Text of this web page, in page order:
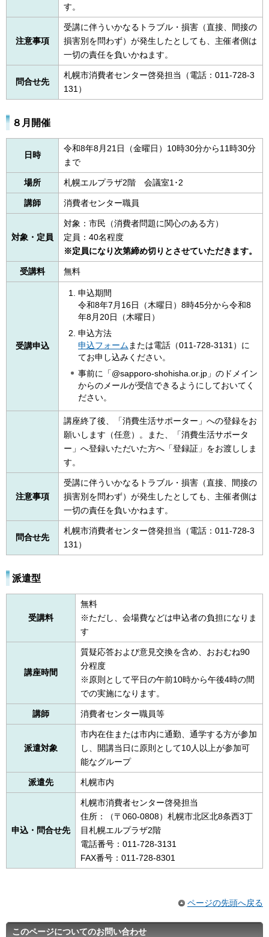
す。
注意事項
受講に伴ういかなるトラブル・損害（直接、間接の
損害別を問わず）が発生したとしても、主催者側は
一切の責任を負いかねます。
問合せ先
札幌市消費者センター啓発担当（電話：011-728-3
131）
８月開催
日時
令和8年8月21日（金曜日）10時30分から11時30分
まで
場所 札幌エルプラザ2階 会議室1･2
講師 消費者センター職員
対象・定員
対象：市民（消費者問題に関心のある方）
定員：40名程度
※定員になり次第締め切りとさせていただきます。
受講料 無料
受講申込
申込期間
令和8年7月16日（木曜日）8時45分から令和8
年8月20日（木曜日）
申込方法
申込フォーム または電話（011-728-3131）に
てお申し込みください。
事前に「@sapporo-shohisha.or.jp」のドメイン
からのメールが受信できるようにしておいてく
ださい。
講座終了後、「消費生活サポーター」への登録をお
願いします（任意）。また、「消費生活サポータ
ー」へ登録いただいた方へ「登録証」をお渡ししま
す。
注意事項
受講に伴ういかなるトラブル・損害（直接、間接の
損害別を問わず）が発生したとしても、主催者側は
一切の責任を負いかねます。
問合せ先
札幌市消費者センター啓発担当（電話：011-728-3
131）
派遣型
受講料
無料
※ただし、会場費などは申込者の負担になりま
す
講座時間
質疑応答および意見交換を含め、おおむね90
分程度
※原則として平日の午前10時から午後4時の間
での実施になります。
講師 消費者センター職員等
派遣対象
市内在住または市内に通勤、通学する方が参加
し、開講当日に原則として10人以上が参加可
能なグループ
派遣先 札幌市内
申込・問合せ先
札幌市消費者センター啓発担当
住所：（〒060-0808）札幌市北区北8条西3丁
目札幌エルプラザ2階
電話番号：011-728-3131
FAX番号：011-728-8301
ページの先頭へ戻る
このページについてのお問い合わせ